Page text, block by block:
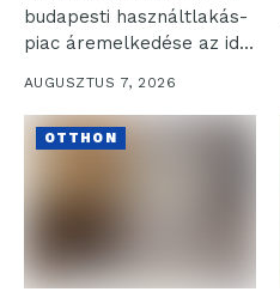
budapesti használtlakás-
piac áremelkedése az idei
AUGUSZTUS 7, 2026
OTTHON